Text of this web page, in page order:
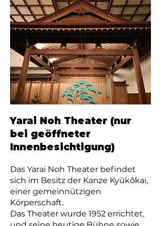
Yarai Noh Theater (nur
bei geöffneter
Innenbesichtigung)
Das Yarai Noh Theater befindet
sich im Besitz der Kanze Kyūkōkai,
einer gemeinnützigen
Körperschaft.
Das Theater wurde 1952 errichtet,